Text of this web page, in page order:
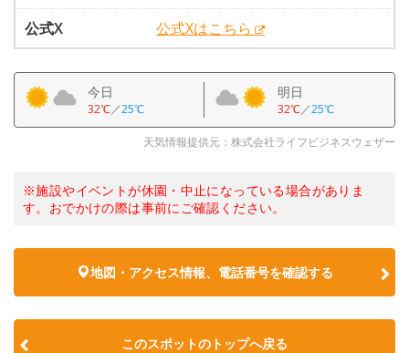
公式X
公式Xはこちら
今日
32℃／25℃
明日
32℃／25℃
天気情報提供元：株式会社ライフビジネスウェザー
※施設やイベントが休園・中止になっている場合がありま
す。おでかけの際は事前にご確認ください。
地図・アクセス情報、電話番号を確認する
このスポットのトップへ戻る